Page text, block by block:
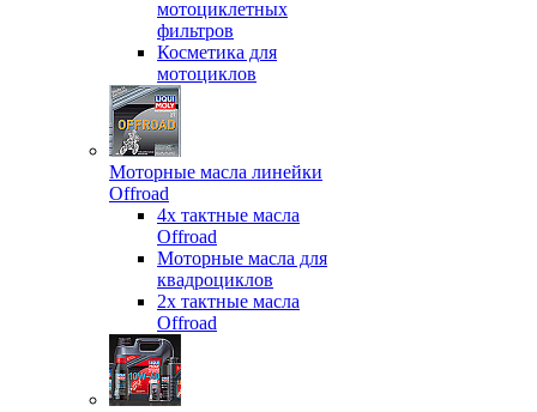
мотоциклетных
фильтров
Косметика для
мотоциклов
Моторные масла линейки
Offroad
4х тактные масла
Offroad
Моторные масла для
квадроциклов
2х тактные масла
Offroad